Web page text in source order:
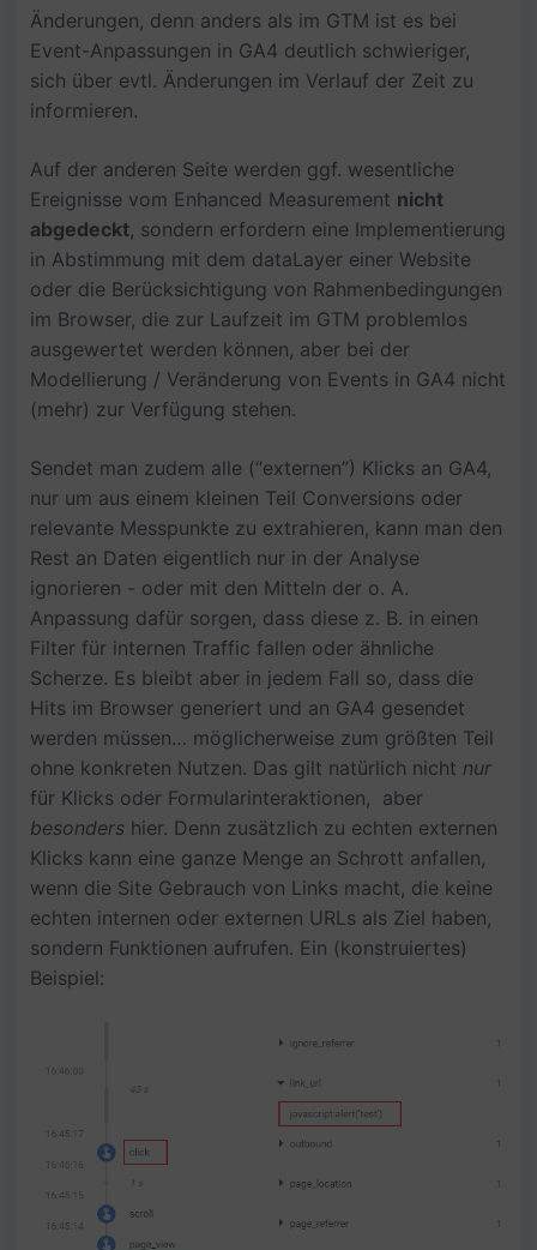
Änderungen, denn anders als im GTM ist es bei
Event-Anpassungen in GA4 deutlich schwieriger,
sich über evtl. Änderungen im Verlauf der Zeit zu
informieren.
Auf der anderen Seite werden ggf. wesentliche
Ereignisse vom Enhanced Measurement nicht
abgedeckt, sondern erfordern eine Implementierung
in Abstimmung mit dem dataLayer einer Website
oder die Berücksichtigung von Rahmenbedingungen
im Browser, die zur Laufzeit im GTM problemlos
ausgewertet werden können, aber bei der
Modellierung / Veränderung von Events in GA4 nicht
(mehr) zur Verfügung stehen.
Sendet man zudem alle (“externen”) Klicks an GA4,
nur um aus einem kleinen Teil Conversions oder
relevante Messpunkte zu extrahieren, kann man den
Rest an Daten eigentlich nur in der Analyse
ignorieren - oder mit den Mitteln der o. A.
Anpassung dafür sorgen, dass diese z. B. in einen
Filter für internen Traffic fallen oder ähnliche
Scherze. Es bleibt aber in jedem Fall so, dass die
Hits im Browser generiert und an GA4 gesendet
werden müssen… möglicherweise zum größten Teil
ohne konkreten Nutzen. Das gilt natürlich nicht nur
für Klicks oder Formularinteraktionen, aber
besonders hier. Denn zusätzlich zu echten externen
Klicks kann eine ganze Menge an Schrott anfallen,
wenn die Site Gebrauch von Links macht, die keine
echten internen oder externen URLs als Ziel haben,
sondern Funktionen aufrufen. Ein (konstruiertes)
Beispiel: